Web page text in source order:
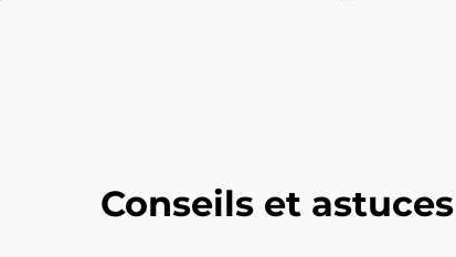
Conseils et astuces